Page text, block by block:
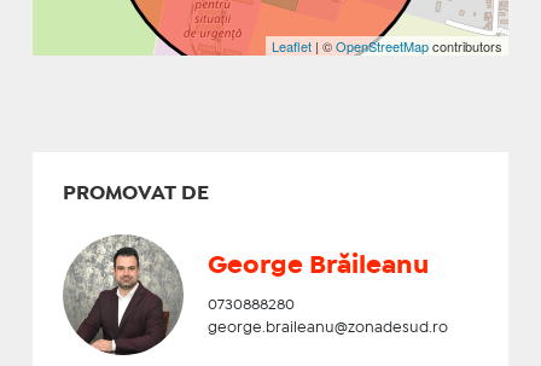
Leaflet | ©OpenStreetMapcontributors
PROMOVAT DE
George Brăileanu
0730888280
george.braileanu@zonadesud.ro